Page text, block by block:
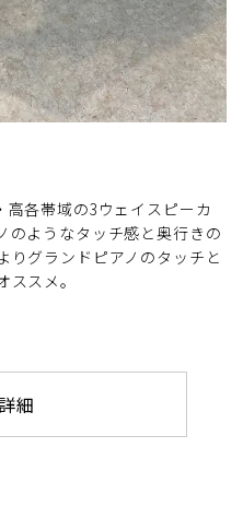
各帯域の3ウェイスピーカ
のようなタッチ感と奥行きの
りグランドピアノのタッチと
スメ。
細